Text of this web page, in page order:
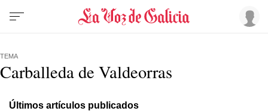
TEMA
Carballeda de Valdeorras
Últimos artículos publicados